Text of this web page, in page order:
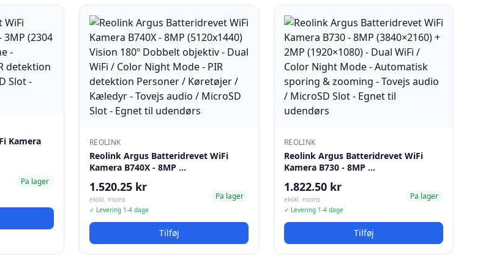
Kamera
Pa lager
REOLINK
Reolink Argus Batteridrevet WiFi
Kamera B740X - 8MP …
1.520.25 kr
ekskl. moms
✓ Levering 1-4 dage
Pa lager
Tilføj
REOLINK
Reolink Argus Batteridrevet WiFi
Kamera B730 - 8MP …
1.822.50 kr
ekskl. moms
✓ Levering 1-4 dage
Pa lager
Tilføj